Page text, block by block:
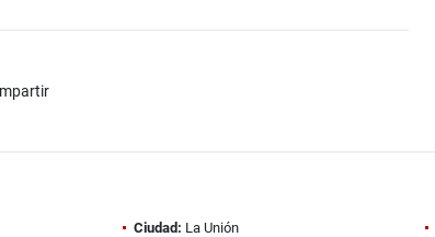
Ciudad: La Unión